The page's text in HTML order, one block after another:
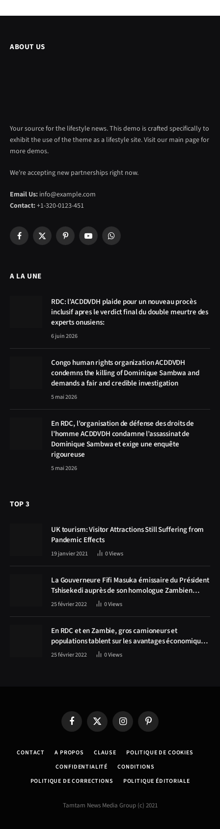
ABOUT US
Your source for the lifestyle news. This demo is crafted specifically to
exhibit the use of the theme as a lifestyle site. Visit our main page for
more demos.
We're accepting new partnerships right now.
Email Us: info@example.com
Contact:+1-320-0123-451
Facebook
X
PinterestYouTubeWhatsApp
A LA UNE
RDC: l’ACDDVDH plaide pour un nouveau procès
inclusif apres le verdict final du double meurtre des
experts onusiens:
6 juin 2026
Congo human rights organization ACDDVDH
condemns the killing of Dominique Sambwa and
demands a fair and credible investigation
5 mai 2026
En RDC, l’organisation de défense des droits de
l’homme ACDDVDH condamne l’assassinat de
Dominique Sambwa et exige une enquête
rigoureuse
5 mai 2026
TOP 3
UK tourism: Visitor Attractions Still Suffering from
Pandemic Effects
19 janvier 2021 0Views
La Gouverneure Fifi Masuka émissaire du Président
Tshisekedi auprès de son homologue Zambien
Hichilema, la construction de la route Kolwezi -
25 février 2022 0Views
En RDC et en Zambie, gros camioneurs et
populations tablent sur les avantages économiques
de la route Kolwezi-Solwezi
25 février 2022 0Views
FacebookX
(Twitter)
InstagramPinterest
CONTACT A PROPOS CLAUSE
POLITIQUE DE COOKIES
CONFIDENTIALITÉ
CONDITIONS
POLITIQUE DE CORRECTIONS
POLITIQUE ÉDITORIALE
Tamtam News Media Group (c) 2021